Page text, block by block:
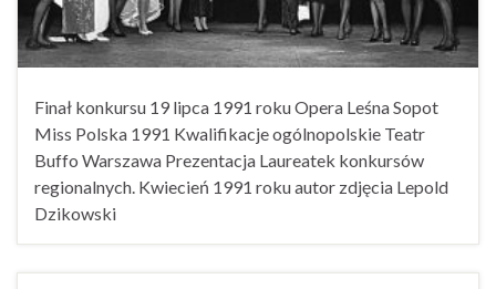
Finał konkursu 19 lipca 1991 roku Opera Leśna Sopot
Miss Polska 1991 Kwalifikacje ogólnopolskie Teatr
Buffo Warszawa Prezentacja Laureatek konkursów
regionalnych. Kwiecień 1991 roku autor zdjęcia Lepold
Dzikowski